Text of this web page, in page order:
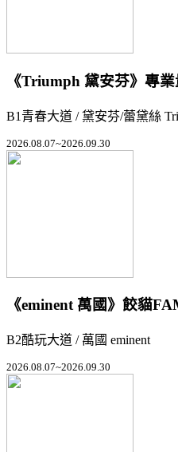
《Triumph 黛安芬》專
B1青春大道 / 黛安芬/蕾黛絲
2026.08.07~2026.09.30
《eminent 萬國》餃貓
B2酷玩大道 / 萬國 eminent
2026.08.07~2026.09.30